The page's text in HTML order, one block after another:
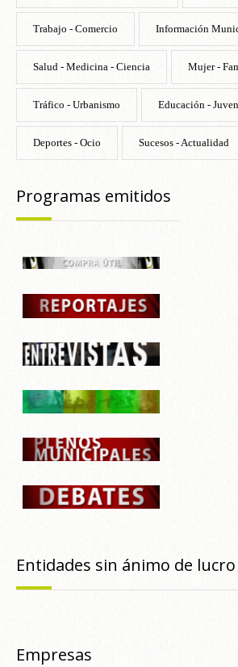
Trabajo - Comercio Información
Salud - Medicina - Ciencia Mujer -
Tráfico - Urbanismo Educación -
Deportes - Ocio Sucesos - Actualidad
Programas emitidos
Entidades sin ánimo de lucro
Empresas